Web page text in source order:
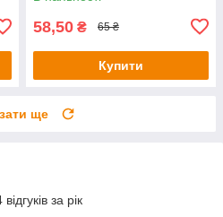
58,50 ₴ 65 ₴
Купити
ще
за рік